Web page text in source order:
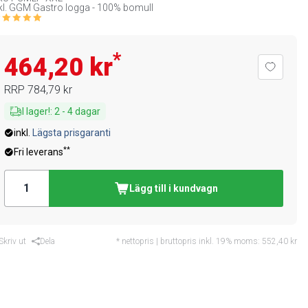
GGM Gastro logga - 100% bomull
464,20 kr*
RRP 784,79 kr
I lager!: 2 - 4dagar
inkl.
Lägsta prisgaranti
Fri leverans**
Lägg till i kundvagn
ut Dela * nettopris | bruttopris inkl. 19% moms: 552,40 kr